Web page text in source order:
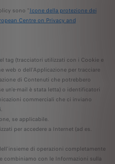
sono "Icone della protezione dei
Centre on Privacy and
tag (tracciatori utilizzati con i Cookie e
web o dell'Applicazione per tracciare
di Contenuti che potrebbero
un'e-mail è stata letta) o identificatori
commerciali che ci inviano
se applicabile.
per accedere a Internet (ad es.
di operazioni completamente
combiniamo con le Informazioni sulla